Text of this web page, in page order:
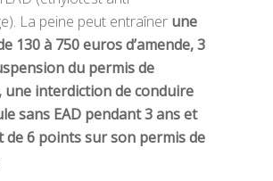
La peine peut entraîner une
130 à 750 euros d’amende, 3
du permis de
une interdiction de conduire
sans EAD pendant 3 ans et
de 6 points sur son permis de